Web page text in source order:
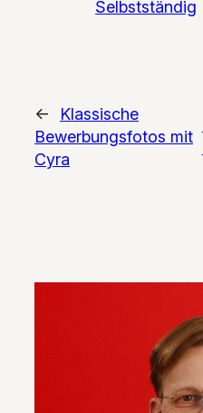
Selbstständig
←
Klassische
Bewerbungsfotos mit
Cyra